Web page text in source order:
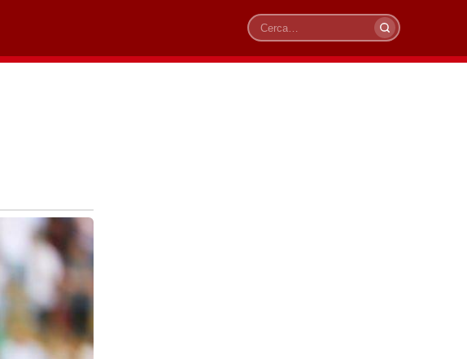
Cerca